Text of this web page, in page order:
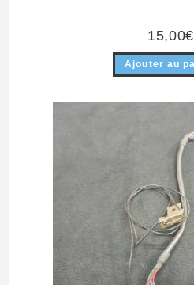
15,00€
Ajouter au